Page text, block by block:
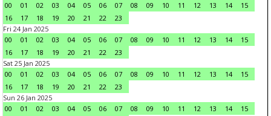
00
01 02 03 04 05 06 07 08 09 10 11 12 13 14
15
16
17 18 19 20 21 22
23
Fri 24 Jan 2025
00
01 02 03 04 05 06 07 08 09 10 11 12 13 14
15
16
17 18 19 20 21 22
23
Sat 25 Jan 2025
00
01 02 03 04 05 06 07 08 09 10 11 12 13 14
15
16
17 18 19 20 21 22
23
Sun 26 Jan 2025
00
01 02 03 04 05 06 07 08 09 10 11 12 13 14
15